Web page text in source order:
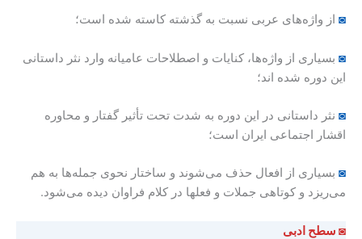
◙ از واژه‌های عربی نسبت به گذشته کاسته شده است؛
◙ بسیاری از واژه‌ها، کنایات و اصطلاحات عامیانه وارد نثر داستانی
این دوره شده اند؛
◙ نثر داستانی در این دوره به شدت تحت تأثیر گفتار و محاوره
اقشار اجتماعی ایران است؛
◙ بسیاری از افعال حذف می‌شوند و ساختار نحوی جمله‌ها به هم
می‌ریزد و کوتاهی جملات و فعلها در کلام فراوان دیده می‌شود.
◙ سطح ادبی